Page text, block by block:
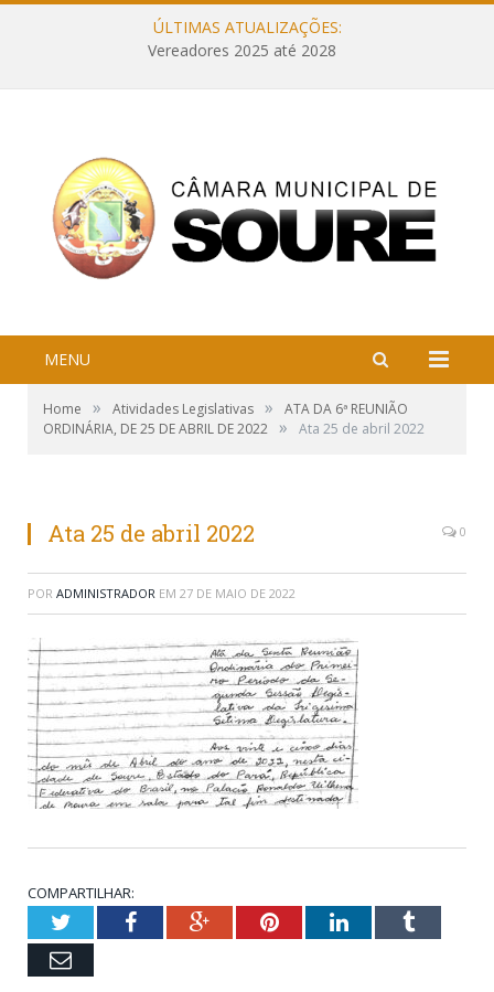
ÚLTIMAS ATUALIZAÇÕES:
Vereadores 2025 até 2028
MENU
Home » Atividades Legislativas »
ATA DA 6ª REUNIÃO
ORDINÁRIA, DE 25 DE ABRIL DE 2022 » Ata 25 de abril 2022
Ata 25 de abril 2022 0
POR ADMINISTRADOR EM 27 DE MAIO DE 2022
COMPARTILHAR:
TwitterFacebookGoogle+PinterestLinkedInTumblr
Email